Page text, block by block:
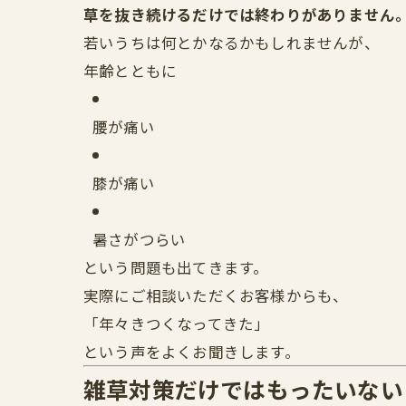
草を抜き続けるだけでは終わりがありません
若いうちは何とかなるかもしれませんが、
年齢とともに
腰が痛い
膝が痛い
暑さがつらい
という問題も出てきます。
実際にご相談いただくお客様からも、
「年々きつくなってきた」
という声をよくお聞きします。
雑草対策だけではもったいない